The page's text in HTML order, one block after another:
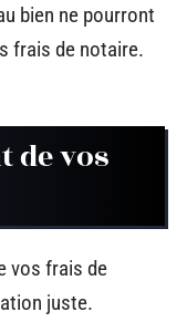
bien ne pourront
frais de notaire.
de vos
vos frais de
juste.